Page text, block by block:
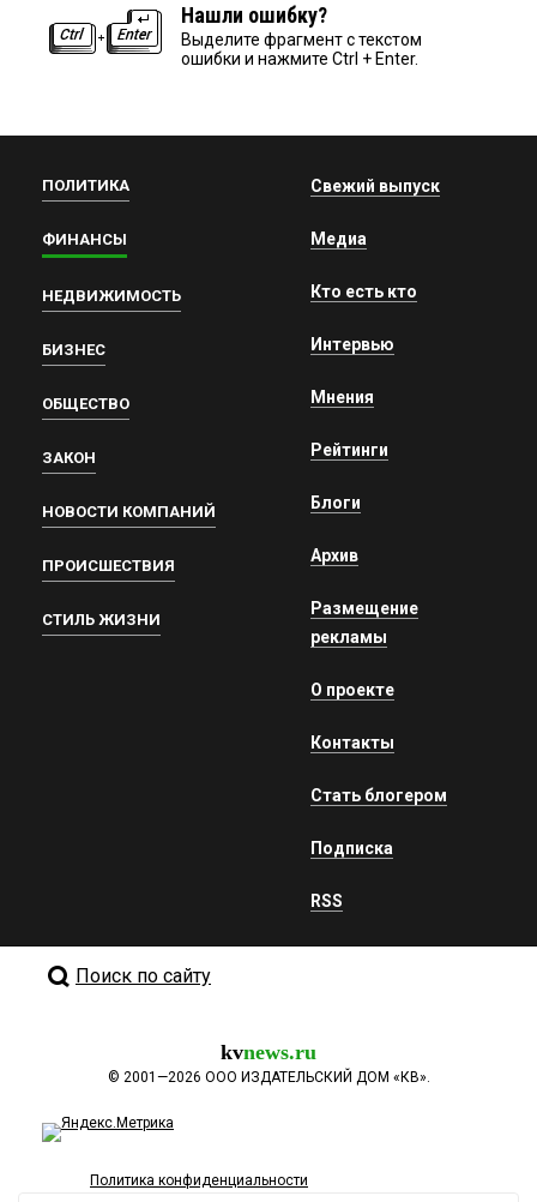
Нашли ошибку?
Выделите фрагмент с текстом
ошибки и нажмите Ctrl + Enter.
ПОЛИТИКА
ФИНАНСЫ
НЕДВИЖИМОСТЬ
БИЗНЕС
ОБЩЕСТВО
ЗАКОН
НОВОСТИ КОМПАНИЙ
ПРОИСШЕСТВИЯ
СТИЛЬ ЖИЗНИ
Свежий выпуск
Медиа
Кто есть кто
Интервью
Мнения
Рейтинги
Блоги
Архив
Размещение
рекламы
О проекте
Контакты
Стать блогером
Подписка
RSS
Поиск по сайту
kvnews.ru
© 2001—2026 ООО ИЗДАТЕЛЬСКИЙ ДОМ «КВ».
Политика конфиденциальности